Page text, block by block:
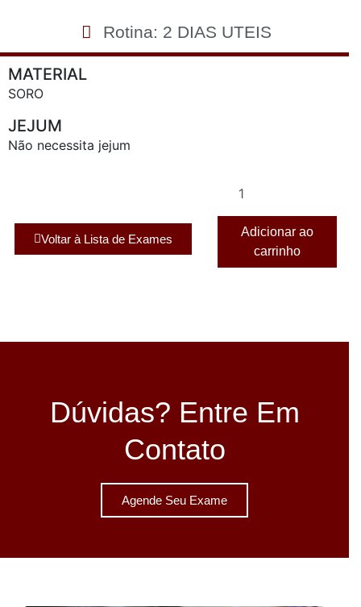
Rotina: 2 DIAS UTEIS
MATERIAL
SORO
JEJUM
Não necessita jejum
Voltar à Lista de Exames
Adicionar ao
carrinho
Dúvidas? Entre Em
Contato
Agende Seu Exame